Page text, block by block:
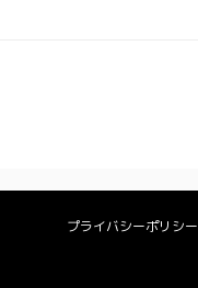
プライバシーポリシー